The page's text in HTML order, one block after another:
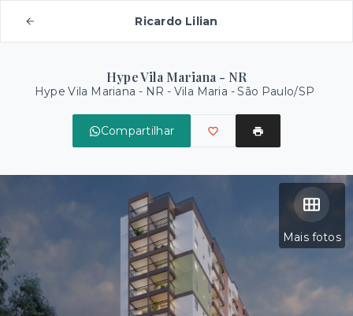
Ricardo Lilian
Hype Vila Mariana - NR
Hype Vila Mariana - NR - Vila Maria - São Paulo/SP
Compartilhar
Mais fotos